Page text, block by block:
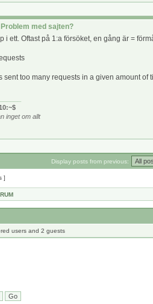
Problem med sajten?
i ett. Oftast på 1:a försöket, en gång är =
sent too many requests in a given amount of
inget om allt
Display posts from previous:
]
users and 2 guests